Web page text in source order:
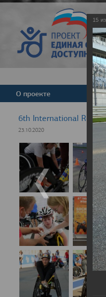
О проекте
6th International
23.10.2020
15 из